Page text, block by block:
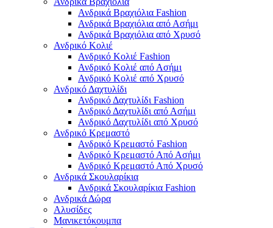
Ανδρικά Βραχιόλια Fashion
Ανδρικά Βραχιόλια από Ασήμι
Ανδρικά Βραχιόλια από Χρυσό
Ανδρικό Κολιέ
Ανδρικό Κολιέ Fashion
Ανδρικό Κολιέ από Ασήμι
Ανδρικό Κολιέ από Χρυσό
Ανδρικό Δαχτυλίδι
Ανδρικό Δαχτυλίδι Fashion
Ανδρικό Δαχτυλίδι από Ασήμι
Ανδρικό Δαχτυλίδι από Χρυσό
Ανδρικό Κρεμαστό
Ανδρικό Κρεμαστό Fashion
Ανδρικό Κρεμαστό Από Ασήμι
Ανδρικό Κρεμαστό Από Χρυσό
Ανδρικά Σκουλαρίκια
Ανδρικά Σκουλαρίκια Fashion
Ανδρικά Δώρα
Αλυσίδες
Μανικετόκουμπα